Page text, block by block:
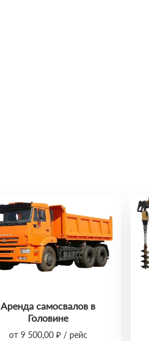
Аренда самосвалов в
Головине
от 9 500,00 ₽ / рейс